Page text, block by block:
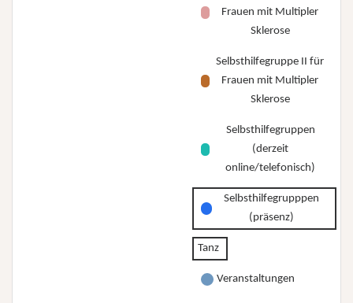
Frauen mit Multipler
Sklerose
Selbsthilfegruppe II für
Frauen mit Multipler
Sklerose
Selbsthilfegruppen
(derzeit
online/telefonisch)
Selbsthilfegrupppen
(präsenz)
Tanz
Veranstaltungen